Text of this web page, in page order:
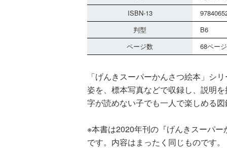
ISBN-13
判型
B6
ページ数
68ページ
「げんきスーパーかんさつ絵本」
姿を、標本写真などで収録し、説明
字が読めない子でも一人で楽しめる
※本書は2020年刊の『げんきスーパ
です。内容はまったく同じものです。